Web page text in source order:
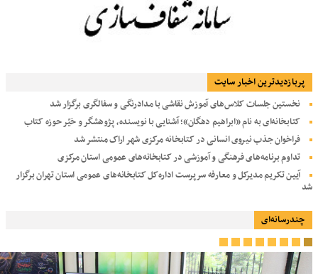
پربازديدترين اخبار سایت
نخستین جلسات کلاس‌های آموزش نقاشی با مدادرنگی و سفالگری برگزار شد
کتابخانه‌ای به نام «ابراهیم دهگان»؛ آشنایی با نویسنده، پژوهشگر و خیّر حوزه کتاب
فراخوان جذب نیروی انسانی در کتابخانه مرکزی شهر اراک منتشر شد
تداوم برنامه‌های فرهنگی و آموزشی در کتابخانه‌های عمومی استان مرکزی
آیین تکریم مدیرکل و معارفه سرپرست اداره‌کل کتابخانه‌های عمومی استان تهران برگزار
شد
چندرسانه‌ای